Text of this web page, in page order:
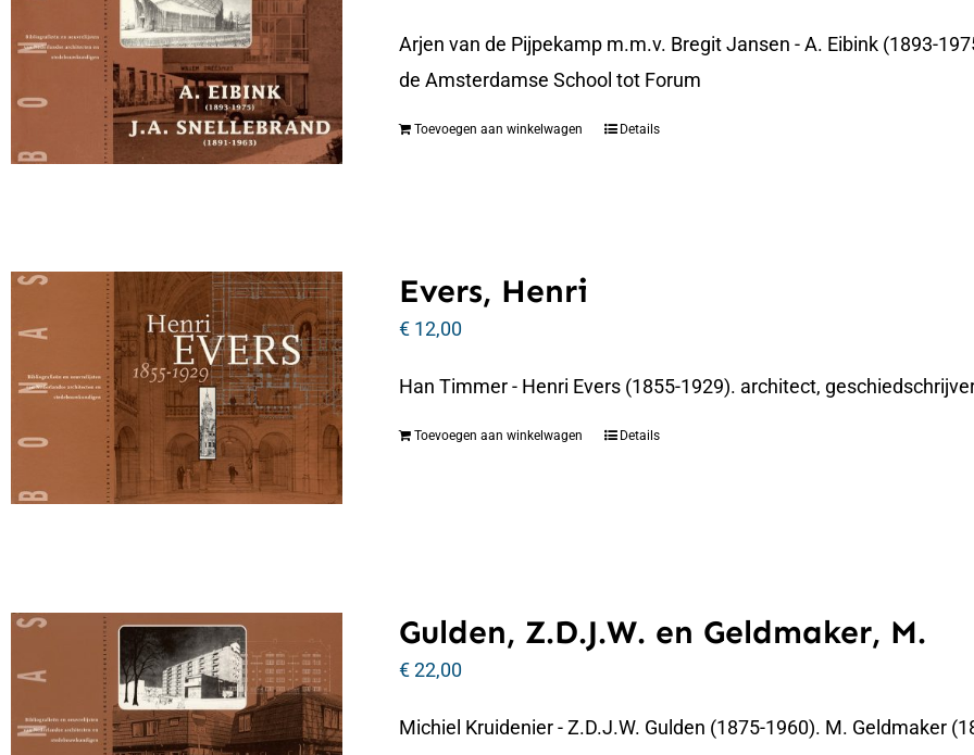
Arjen van de Pijpekamp m.m.v. Bregit Jansen - A. Eibink (1893-
de Amsterdamse School tot Forum
Toevoegen aan winkelwagen Details
Evers, Henri
€ 12,00
Han Timmer - Henri Evers (1855-1929). architect,
Toevoegen aan winkelwagen Details
Gulden, Z.D.J.W. en Geldmaker, M.
€22,00
Michiel Kruidenier - Z.D.J.W. Gulden (1875-1960). M. Geldmaker